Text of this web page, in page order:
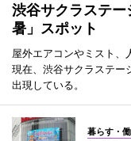
渋谷サクラステ
暑」スポット
屋外エアコンやミスト、
現在、渋谷サクラステー
出現している。
暮らす・働